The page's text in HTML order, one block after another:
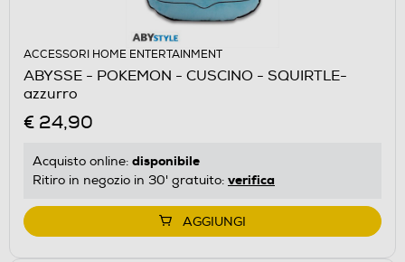
ACCESSORI HOME ENTERTAINMENT
ABYSSE - POKEMON - CUSCINO - SQUIRTLE-
azzurro
€ 24,90
Acquisto online: disponibile
Ritiro in negozio in 30' gratuito: verifica
AGGIUNGI